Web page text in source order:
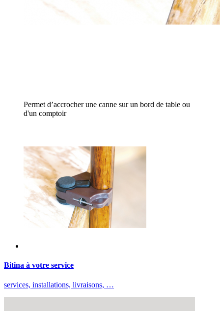
Permet d’accrocher une canne sur un bord de table ou
d'un comptoir
Bitina à votre service
services, installations, livraisons, …